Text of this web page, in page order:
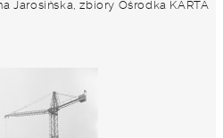
Jarosińska, zbiory Ośrodka KARTA